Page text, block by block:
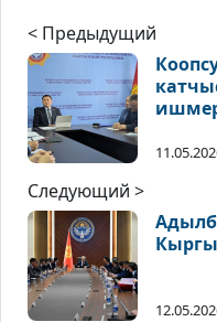
< Предыдущий
Следующий >